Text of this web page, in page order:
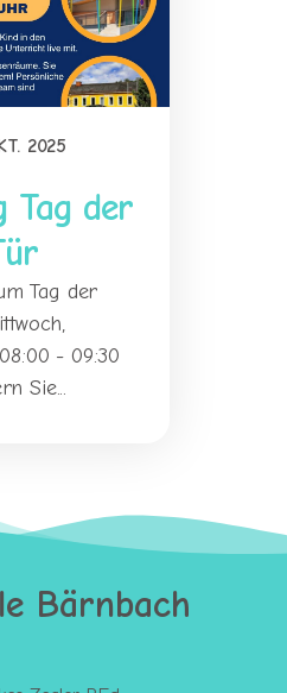
2025
Tag der
Tag der
- 09:30
Sie...
Bärnbach